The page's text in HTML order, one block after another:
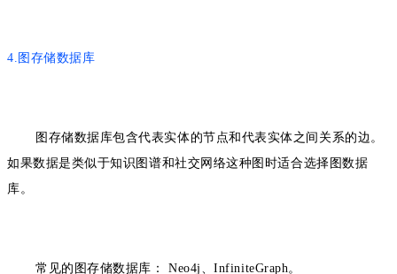
4.图存储数据库
图存储数据库包含代表实体的节点和代表实体之间关系的边。
如果数据是类似于知识图谱和社交网络这种图时适合选择图数据
库。
常见的图存储数据库： Neo4j、InfiniteGraph。